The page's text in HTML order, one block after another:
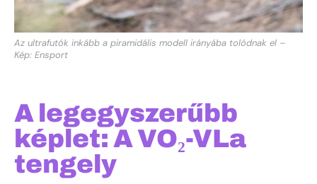
Az ultrafutók inkább a piramidális modell irányába tolódnak el –
Kép: Ensport
A legegyszerűbb
képlet: A VO₂-VLa
tengely